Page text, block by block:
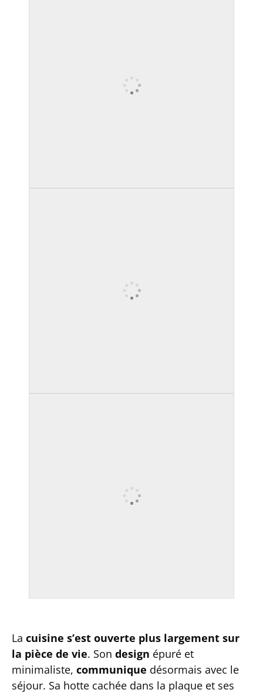
La cuisine s’est ouverte plus largement sur
la pièce de vie. Son design épuré et
minimaliste, communique désormais avec le
séjour. Sa hotte cachée dans la plaque et ses